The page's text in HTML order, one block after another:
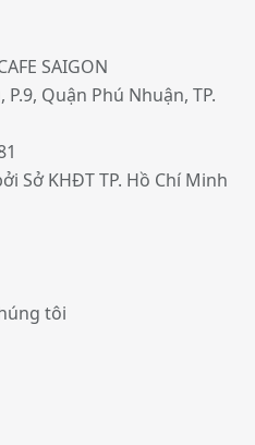
SAIGON
Quận Phú Nhuận, TP.
Sở KHĐT TP. Hồ Chí Minh
tôi